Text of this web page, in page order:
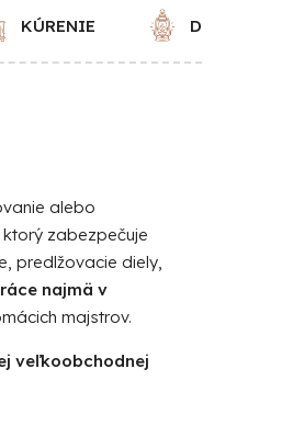
KÚRENIE DEKORÁCIE
alebo
zabezpečuje
predlžovacie diely,
najmä v
majstrov.
veľkoobchodnej